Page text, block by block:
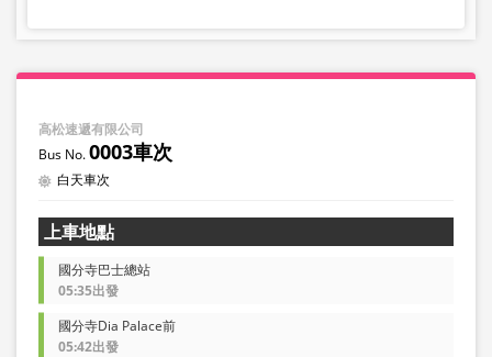
高松速遞有限公司
0003車次
白天車次
上車地點
國分寺巴士總站
05:35出發
國分寺Dia Palace前
05:42出發